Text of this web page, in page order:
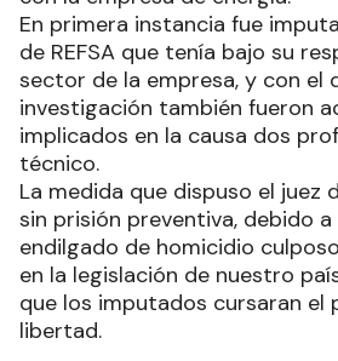
En primera instancia fue
de REFSA que tenía bajo su
sector de la empresa, y con el
investigación también fueron
implicados en la causa dos
técnico.
La medida que dispuso el juez
sin prisión preventiva, debido
endilgado de homicidio
en la legislación de nuestro
que los imputados cursaran el
libertad.